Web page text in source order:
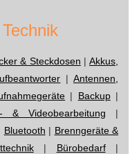
& Steckdosen |Akkus,
|Antennen,
| Backup|
& Videobearbeitung |
Bluetooth | Brenngeräte &
| Bürobedarf|